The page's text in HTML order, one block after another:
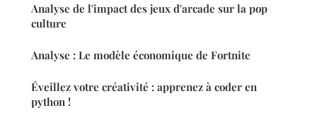
Analyse de l'impact des jeux d'arcade sur la pop
culture
Analyse : Le modèle économique de Fortnite
Éveillez votre créativité : apprenez à coder en
python !